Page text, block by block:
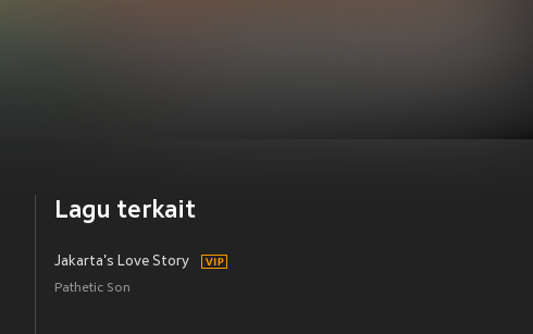
Lagu terkait
Jakarta's Love Story
Pathetic Son